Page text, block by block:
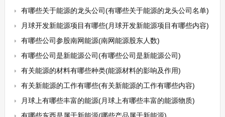
有哪些关于能源的龙头公司(有哪些关于能源的龙头公司名单)
月球开发新能源项目有哪些(月球开发新能源项目有哪些内容)
有哪些公司参股南网能源(南网能源股东人数)
有哪些公司是新能源公司(有哪些公司是新能源公司)
有关能源的材料有哪些种类(能源材料的影响及作用)
有关新能源的工作有哪些(有关新能源的工作有哪些内容)
月球上有哪些丰富的能源(月球上有哪些丰富的能源物质)